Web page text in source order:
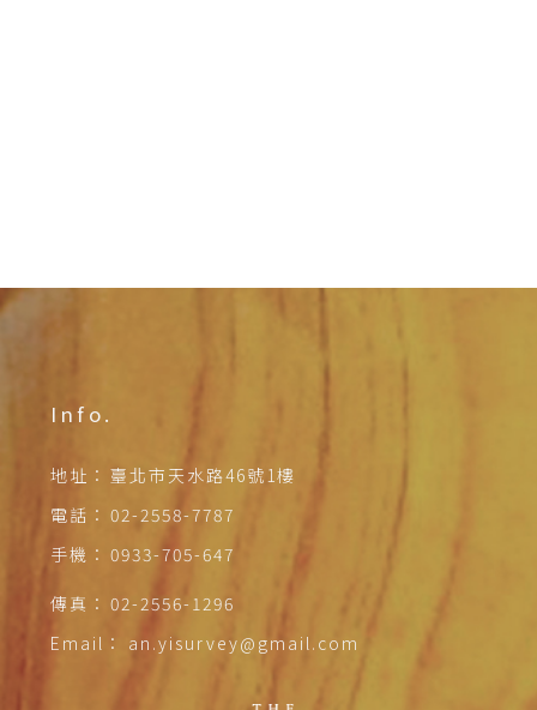
Info.
地址： 臺北市天水路46號1樓
電話： 02-2558-7787
手機： 0933-705-647
傳真： 02-2556-1296
Email：
an.yisurvey@gmail.com